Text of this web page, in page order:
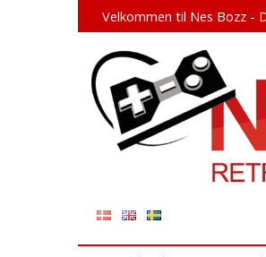
Velkommen til Nes Bozz